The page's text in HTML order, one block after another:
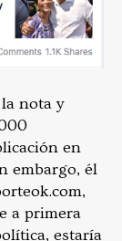
nota y
en
embargo, él
a primera
estaría